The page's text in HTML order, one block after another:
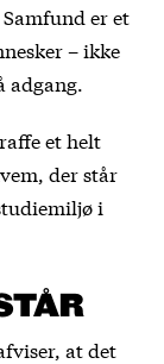
er et
– ikke
adgang.
et helt
der står
i
at det